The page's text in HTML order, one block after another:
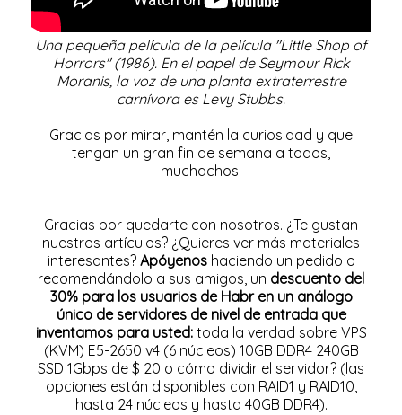
Una pequeña película de la película "Little Shop of
Horrors" (1986). En el papel de Seymour Rick
Moranis, la voz de una planta extraterrestre
carnívora es Levy Stubbs.
Gracias por mirar, mantén la curiosidad y que
tengan un gran fin de semana a todos,
muchachos.
Gracias por quedarte con nosotros. ¿Te gustan
nuestros artículos? ¿Quieres ver más materiales
interesantes? Apóyenoshaciendo un pedido o
recomendándolo a sus amigos, un descuento del
30% para los usuarios de Habr en un análogo
único de servidores de nivel de entrada que
inventamos para usted: toda la verdad sobre VPS
(KVM) E5-2650 v4 (6 núcleos) 10GB DDR4 240GB
SSD 1Gbps de $ 20 o cómo dividir el servidor? (las
opciones están disponibles con RAID1 y RAID10,
hasta 24 núcleos y hasta 40GB DDR4).